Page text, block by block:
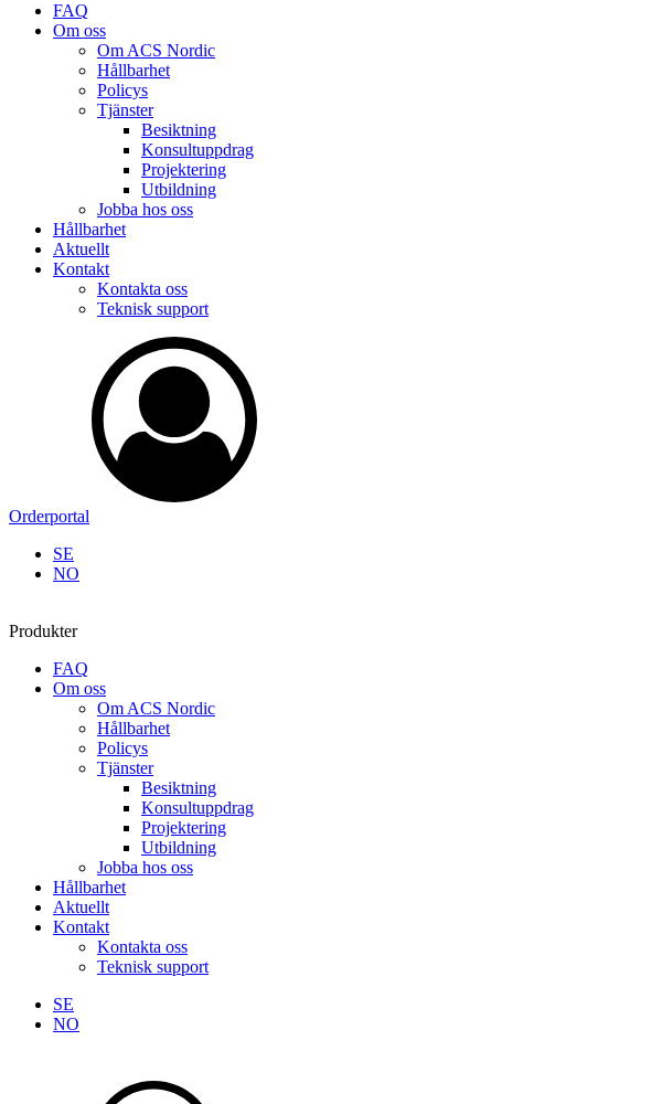
FAQ
Om oss
Om ACS Nordic
Hållbarhet
Policys
Tjänster
Besiktning
Konsultuppdrag
Projektering
Utbildning
Jobba hos oss
Hållbarhet
Aktuellt
Kontakt
Kontakta oss
Teknisk support
Orderportal
SE
NO
Produkter
FAQ
Om oss
Om ACS Nordic
Hållbarhet
Policys
Tjänster
Besiktning
Konsultuppdrag
Projektering
Utbildning
Jobba hos oss
Hållbarhet
Aktuellt
Kontakt
Kontakta oss
Teknisk support
SE
NO